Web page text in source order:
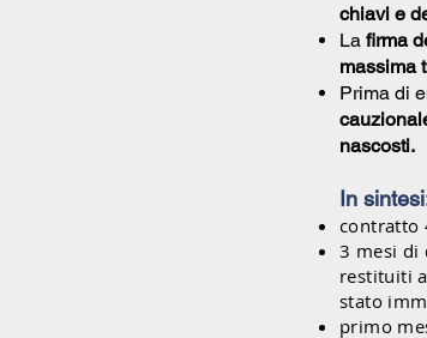
chiavi e
La firma
massima
Prima di
nascosti.
In
contratto
3 mesi di
restituiti
stato
primo